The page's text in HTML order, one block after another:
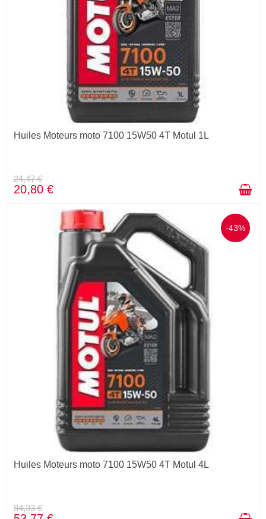
Huiles Moteurs moto 7100 15W50 4T Motul 1L
24,47 €
20,80 €
-43%
Huiles Moteurs moto 7100 15W50 4T Motul 4L
94,33 €